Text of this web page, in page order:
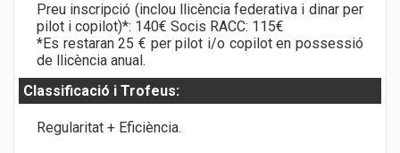
Preu inscripció (inclou llicència federativa i dinar per
pilot i copilot)*: 140€ Socis RACC: 115€
*Es restaran 25 € per pilot i/o copilot en possessió
de llicència anual.
Classificació i Trofeus:
Regularitat + Eficiència.